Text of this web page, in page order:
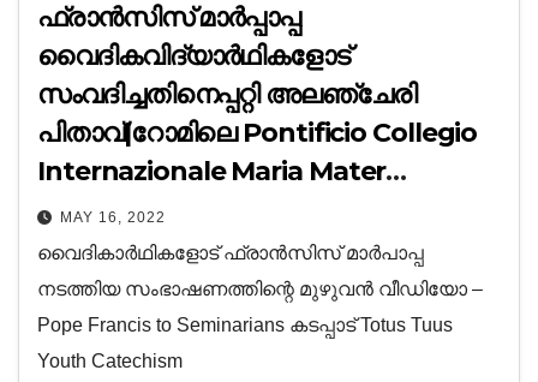
ഫ്രാൻസിസ് മാർപ്പാപ്പ
വൈദികവിദ്യാർഥികളോട്
സംവദിച്ചതിനെപ്പറ്റി അലഞ്ചേരി
പിതാവ്|റോമിലെ Pontificio Collegio
Internazionale Maria Mater
Ecclesiae സെമിനാരിയിൽ ഡീക്കൻ
പട്ടങ്ങളും മറ്റു ചെറു പട്ടങ്ങളും നൽകിയ
അവസരത്തിൽ മാർ ജോർജ്
അലഞ്ചേരി പിതാവ് നടത്തിയ
പ്രസംഗം
MAY 16, 2022
വൈദികാർഥികളോട് ഫ്രാൻസിസ് മാർപാപ്പ
നടത്തിയ സംഭാഷണത്തിന്റെ മുഴുവൻ വീഡിയോ –
Pope Francis to Seminarians കടപ്പാട് Totus Tuus
Youth Catechism